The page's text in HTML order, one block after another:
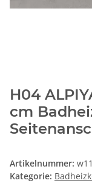
H04
cm
Artikelnummer:
Kategorie: